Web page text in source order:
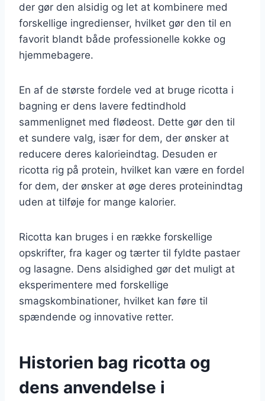
der gør den alsidig og let at kombinere med
forskellige ingredienser, hvilket gør den til en
favorit blandt både professionelle kokke og
hjemmebagere.
En af de største fordele ved at bruge ricotta i
bagning er dens lavere fedtindhold
sammenlignet med flødeost. Dette gør den til
et sundere valg, især for dem, der ønsker at
reducere deres kalorieindtag. Desuden er
ricotta rig på protein, hvilket kan være en fordel
for dem, der ønsker at øge deres proteinindtag
uden at tilføje for mange kalorier.
Ricotta kan bruges i en række forskellige
opskrifter, fra kager og tærter til fyldte pastaer
og lasagne. Dens alsidighed gør det muligt at
eksperimentere med forskellige
smagskombinationer, hvilket kan føre til
spændende og innovative retter.
Historien bag ricotta og
dens anvendelse i